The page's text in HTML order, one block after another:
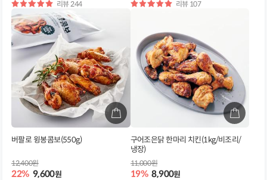
별
점
리뷰 244
별
리뷰 107
버팔로 윙봉콤보(550g)
22% 9,600원
12,400원
구어조은닭 한마리 치킨(1kg/비조리/
냉장)
19% 8,900원
11,000원